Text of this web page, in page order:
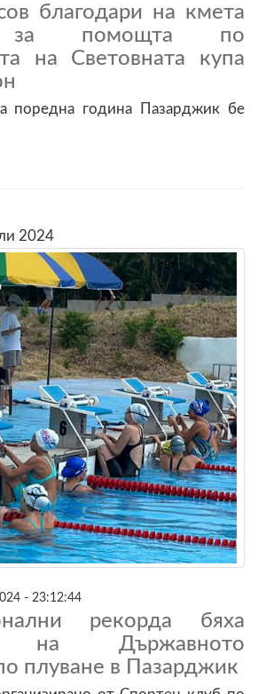
благодари на кмета
за помощта по
на Световната купа
поредна година Пазарджик бе
2024
- 23:12:44
рекорда бяха
на Държавното
плуване в Пазарджик